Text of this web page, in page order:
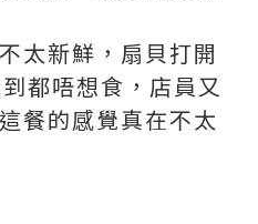
太新鮮，扇貝打開
都唔想食，店員又
餐的感覺真在不太